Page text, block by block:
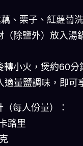
、栗子、紅蘿蔔
（除鹽外）放入湯
轉小火，煲約60分
適量鹽調味，即可
每人份量）：
路里